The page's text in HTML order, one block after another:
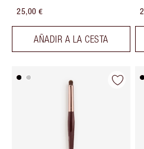
25,00 €
AÑADIR A LA CESTA